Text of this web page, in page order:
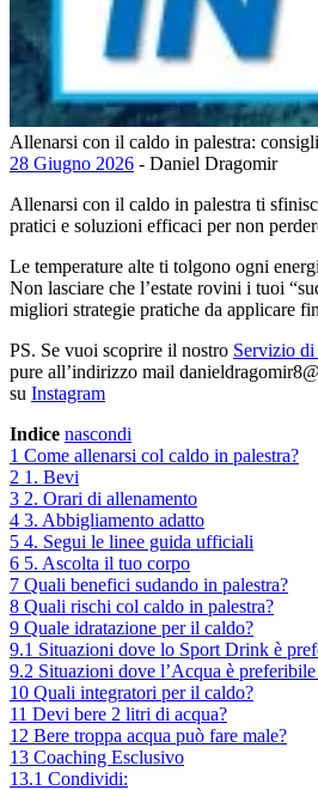
Allenarsi con il caldo in palestra:
28 Giugno 2026 - Daniel Dragomir
Allenarsi con il caldo in palestra ti
pratici e soluzioni efficaci per non
Le temperature alte ti tolgono ogni
Non lasciare che l’estate rovini i tuoi
migliori strategie pratiche da applicare
PS. Se vuoi scoprire il nostro Servizio
pure all’indirizzo mail
su Instagram
Indice nascondi
1 Come allenarsi col caldo in palestra?
2 1. Bevi
3 2. Orari di allenamento
4 3. Abbigliamento adatto
5 4. Segui le linee guida ufficiali
6 5. Ascolta il tuo corpo
7 Quali benefici sudando in palestra?
8 Quali rischi col caldo in palestra?
9 Quale idratazione per il caldo?
9.1 Situazioni dove lo Sport Drink è
9.2 Situazioni dove l’Acqua è
10 Quali integratori per il caldo?
11 Devi bere 2 litri di acqua?
12 Bere troppa acqua può fare male?
13 Coaching Esclusivo
13.1 Condividi: